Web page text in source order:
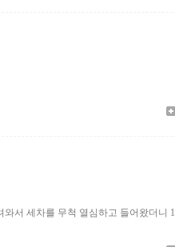
서 세차를 무척 열심하고 들어왔더니 1